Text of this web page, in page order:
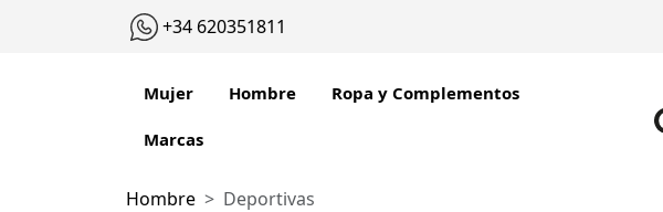
+34 620351811
Mujer Hombre Ropa y Complementos
Marcas
Hombre Deportivas